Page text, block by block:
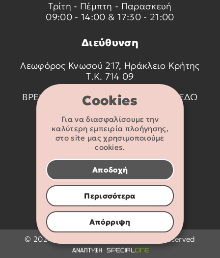
Cookies
Για να διασφαλίσουμε την
καλύτερη εμπειρία πλοήγησης,
στο site μας χρησιμοποιούμε
cookies.
Αποδοχή
Περισσότερα
Απόρριψη
Τρίτη - Πέμπτη - Παρασκευή
09:00 - 14:00 & 17:30 - 21:00
Διεύθυνση
Λεωφόρος Κνωσού 217, Ηράκλειο Κρήτης
Τ.Κ. 714 09
ΒΡΕΙΤΕ ΜΑΣ ΣΤΟ ΧΑΡΤΗ ΠΑΤΩΝΤΑΣ
ΕΔΩ
Στοιχεία
επικοινωνίας
2810 233095
info@flexikids.gr
© 2024 - 2026 Flexikids.gr - All rights reserved